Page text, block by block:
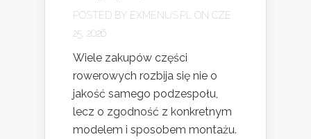
POSTED BY EXMENUS.PL
ON CZE
25, 2026
Wiele zakupów części
rowerowych rozbija się nie o
jakość samego podzespołu,
lecz o zgodność z konkretnym
modelem i sposobem montażu.